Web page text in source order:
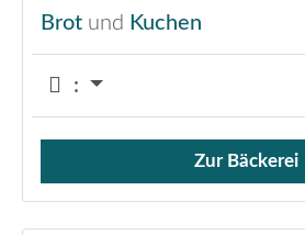
Brot und Kuchen
:
Verkauf von Brötchen,
Zur Bäckerei